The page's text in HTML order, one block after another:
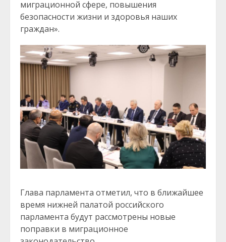
миграционной сфере, повышения
безопасности жизни и здоровья наших
граждан».
Глава парламента отметил, что в ближайшее
время нижней палатой российского
парламента будут рассмотрены новые
поправки в миграционное